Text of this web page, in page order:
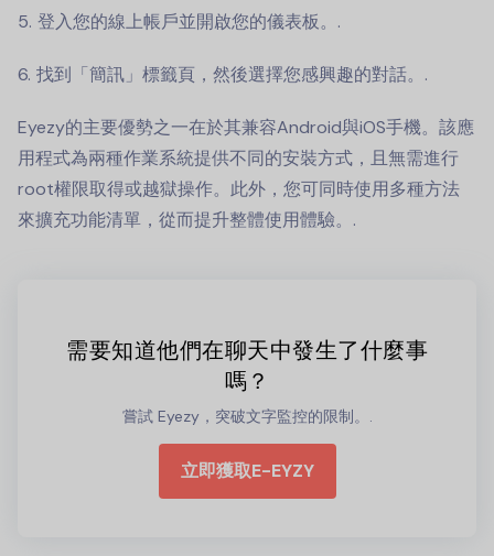
登入您的線上帳戶並開啟您的儀表板。.
找到「簡訊」標籤頁，然後選擇您感興趣的對話。.
Eyezy的主要優勢之一在於其兼容Android與iOS手機。該應
用程式為兩種作業系統提供不同的安裝方式，且無需進行
root權限取得或越獄操作。此外，您可同時使用多種方法
來擴充功能清單，從而提升整體使用體驗。.
需要知道他們在聊天中發生了什麼事
嗎？
嘗試 Eyezy，突破文字監控的限制。.
立即獲取E-EYZY